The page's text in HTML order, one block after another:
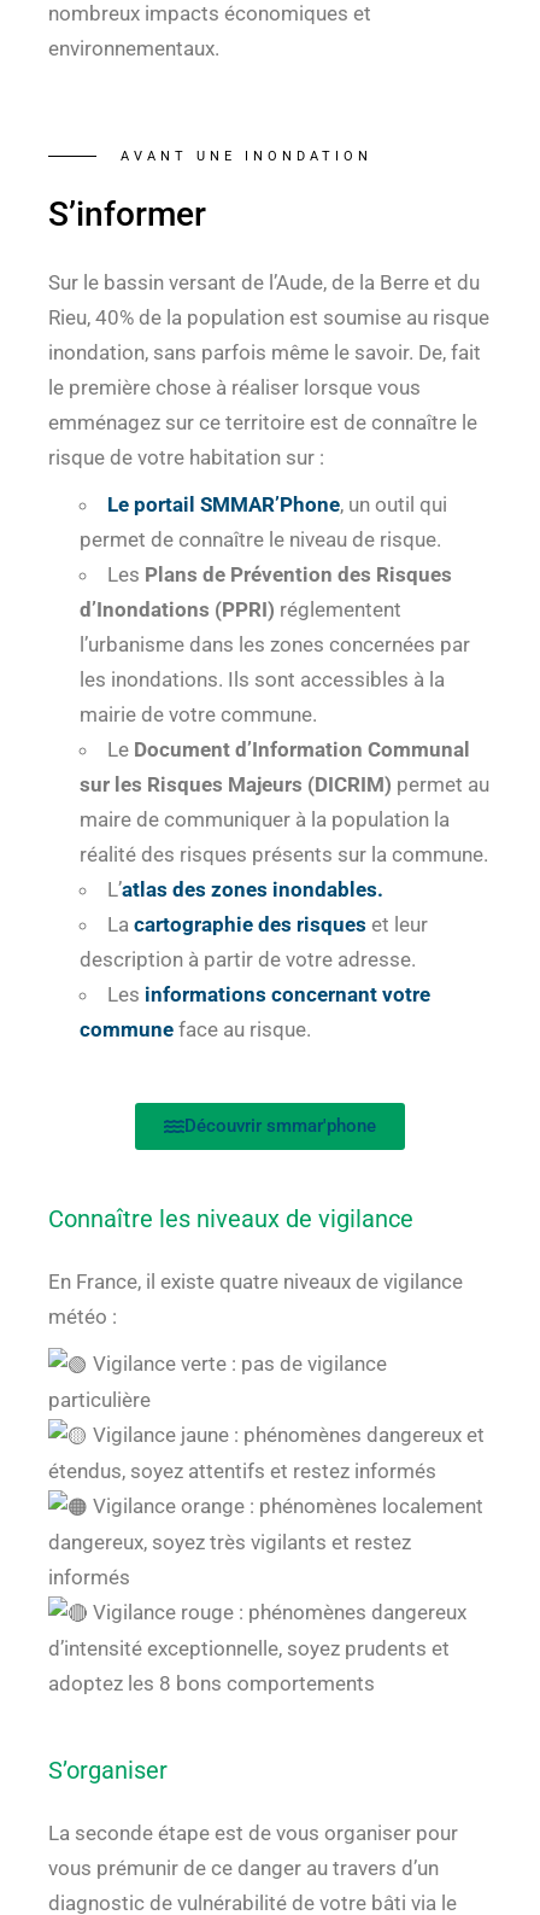
nombreux impacts économiques et
environnementaux.
AVANT UNE INONDATION
S’informer
Sur le bassin versant de l’Aude, de la Berre et du
Rieu, 40% de la population est soumise au risque
inondation, sans parfois même le savoir. De, fait
le première chose à réaliser lorsque vous
emménagez sur ce territoire est de connaître le
risque de votre habitation sur :
Le portail SMMAR’Phone, un outil qui
permet de connaître le niveau de risque.
Les Plans de Prévention des Risques
d’Inondations (PPRI) réglementent
l’urbanisme dans les zones concernées par
les inondations. Ils sont accessibles à la
mairie de votre commune.
Le Document d’Information Communal
sur les Risques Majeurs (DICRIM) permet au
maire de communiquer à la population la
réalité des risques présents sur la commune.
L’atlas des zones inondables.
La cartographie des risques et leur
description à partir de votre adresse.
Les informations concernant votre
communeface au risque.
Découvrir smmar'phone
Connaître les niveaux de vigilance
En France, il existe quatre niveaux de vigilance
météo :
Vigilance verte : pas de vigilance
particulière
Vigilance jaune : phénomènes dangereux et
étendus, soyez attentifs et restez informés
Vigilance orange : phénomènes localement
dangereux, soyez très vigilants et restez
informés
Vigilance rouge : phénomènes dangereux
d’intensité exceptionnelle, soyez prudents et
adoptez les 8 bons comportements
S’organiser
La seconde étape est de vous organiser pour
vous prémunir de ce danger au travers d’un
diagnostic de vulnérabilité de votre bâti via le